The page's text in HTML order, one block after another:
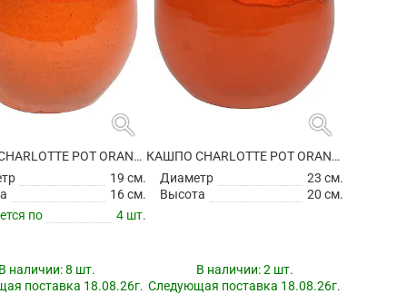
search
КАШПО CHARLOTTE POT ORANGE
19 см.
16 см.
по
4 шт.
наличии:8 шт.
поставка 18.08.26г.
search
КАШПО CHARLOTTE POT ORANGE
Диаметр
23 см.
Высота
20 см.
В наличии:2 шт.
Следующая поставка 18.08.26г.